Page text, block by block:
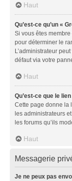
Haut
Qu’est-ce qu’un «
Si vous êtes
pour déterminer le
L’administrateur
défaut via votre
Haut
Qu’est-ce que le
Cette page donne la
les administrateurs
les forums qu’ils
Haut
Messagerie
Je ne peux pas